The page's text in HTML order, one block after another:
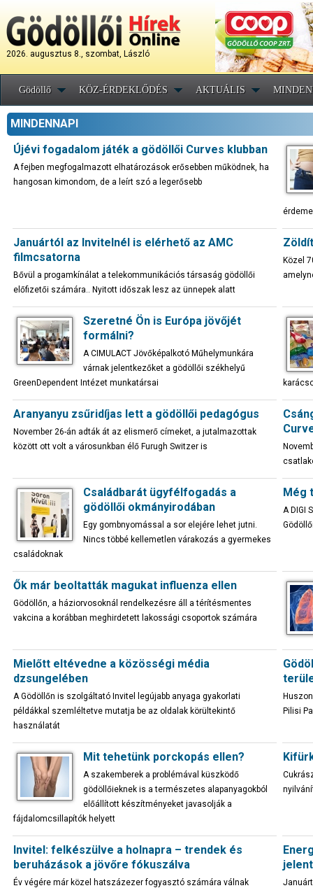
2026. augusztus 8., szombat, László
Gödöllő KÖZ-ÉRDEKLŐDÉS AKTUÁLIS
MINDENNAPI
Újévi fogadalom játék a gödöllői Curves klubban
A fejben megfogalmazott elhatározások erősebben működnek, ha
hangosan kimondom, de a leírt szó a legerősebb
Januártól az Invitelnél is elérhető az AMC
filmcsatorna
Bővül a progamkínálat a telekommunikációs társaság gödöllői
előfizetői számára.. Nyitott időszak lesz az ünnepek alatt
Közel
Szeretné Ön is Európa jövőjét
formálni?
A CIMULACT Jövőképalkotó Műhelymunkára
várnak jelentkezőket a gödöllői székhelyű
GreenDependent Intézet munkatársai
Aranyanyu zsűridíjas lett a gödöllői pedagógus
November 26-án adták át az elismerő címeket, a jutalmazottak
között ott volt a városunkban élő Furugh Switzer is
Családbarát ügyfélfogadás a
gödöllői okmányirodában
Egy gombnyomással a sor elejére lehet jutni.
Nincs többé kellemetlen várakozás a gyermekes
családoknak
Még
A DIGI
Ők már beoltatták magukat influenza ellen
Gödöllőn, a háziorvosoknál rendelkezésre áll a térítésmentes
vakcina a korábban meghirdetett lakossági csoportok számára
Mielőtt eltévedne a közösségi média
dzsungelében
A Gödöllőn is szolgáltató Invitel legújabb anyaga gyakorlati
példákkal szemléltetve mutatja be az oldalak körültekintő
használatát
Pilisi
Mit tehetünk porckopás ellen?
A szakemberek a problémával küszködő
gödöllőieknek is a természetes alapanyagokból
előállított készítményeket javasolják a
fájdalomcsillapítók helyett
Invitel: felkészülve a holnapra – trendek és
beruházások a jövőre fókuszálva
Év végére már közel hatszázezer fogyasztó számára válnak